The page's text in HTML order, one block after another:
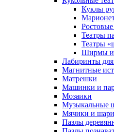
Куклы
Театры
Театры
Ширмы и
Лабиринты
Магнитные
Матрешки
Машинки и
Мозаики
Музыкальные
Мячики и
Пазлы